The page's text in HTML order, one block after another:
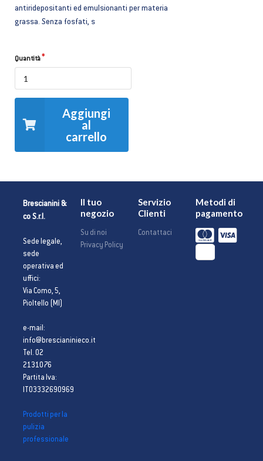
antiridepositanti ed emulsionanti per materia
grassa. Senza fosfati, s
Quantità
Aggiungi
al
carrello
Brescianini &
co S.r.l.
Sede legale,
sede
operativa ed
uffici:
Via Como, 5,
Pioltello (MI)
e-mail:
info@brescianinieco.it
Tel. 02
2131076
Partita Iva:
IT03332690969
Prodotti per la
pulizia
professionale
Il tuo
negozio
Su di noi
Privacy Policy
Servizio
Clienti
Contattaci
Metodi di
pagamento